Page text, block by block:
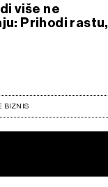
više ne
Prihodi rastu,
BIZNIS